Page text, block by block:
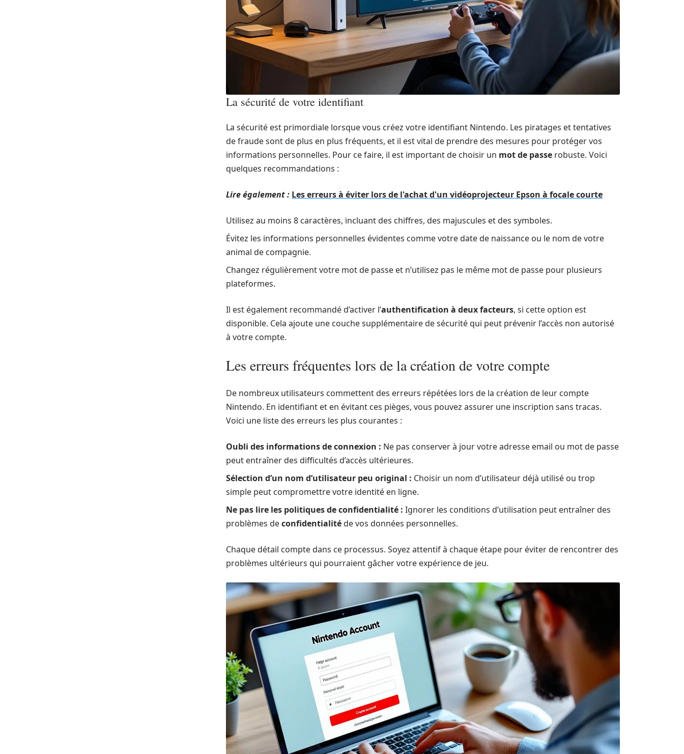
La sécurité de votre identifiant
La sécurité est primordiale lorsque vous créez votre identifiant Nintendo. Les piratages et tentatives
de fraude sont de plus en plus fréquents, et il est vital de prendre des mesures pour protéger vos
informations personnelles. Pour ce faire, il est important de choisir un mot de passe robuste. Voici
quelques recommandations :
Lire également : Les erreurs à éviter lors de l'achat d'un vidéoprojecteur Epson à focale courte
Utilisez au moins 8 caractères, incluant des chiffres, des majuscules et des symboles.
Évitez les informations personnelles évidentes comme votre date de naissance ou le nom de votre
animal de compagnie.
Changez régulièrement votre mot de passe et n’utilisez pas le même mot de passe pour plusieurs
plateformes.
Il est également recommandé d’activer l’authentification à deux facteurs, si cette option est
disponible. Cela ajoute une couche supplémentaire de sécurité qui peut prévenir l’accès non autorisé
à votre compte.
Les erreurs fréquentes lors de la création de votre compte
De nombreux utilisateurs commettent des erreurs répétées lors de la création de leur compte
Nintendo. En identifiant et en évitant ces pièges, vous pouvez assurer une inscription sans tracas.
Voici une liste des erreurs les plus courantes :
Oubli des informations de connexion : Ne pas conserver à jour votre adresse email ou mot de passe
peut entraîner des difficultés d’accès ultérieures.
Sélection d’un nom d’utilisateur peu original : Choisir un nom d’utilisateur déjà utilisé ou trop
simple peut compromettre votre identité en ligne.
Ne pas lire les politiques de confidentialité : Ignorer les conditions d’utilisation peut entraîner des
problèmes deconfidentialitéde vos données personnelles.
Chaque détail compte dans ce processus. Soyez attentif à chaque étape pour éviter de rencontrer des
problèmes ultérieurs qui pourraient gâcher votre expérience de jeu.